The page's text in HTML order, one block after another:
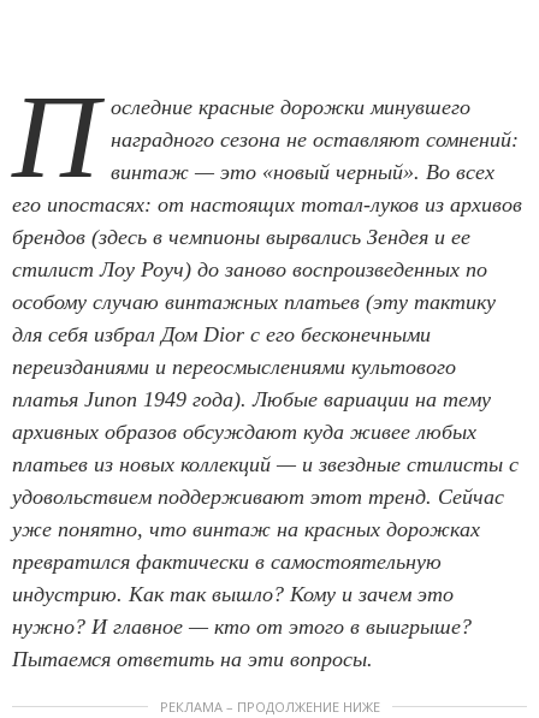
П оследние красные дорожки минувшего
наградного сезона не оставляют сомнений:
винтаж — это «новый черный». Во всех
его ипостасях: от настоящих тотал-луков из архивов
брендов (здесь в чемпионы вырвались Зендея и ее
стилист Лоу Роуч) до заново воспроизведенных по
особому случаю винтажных платьев (эту тактику
для себя избрал Дом Dior с его бесконечными
переизданиями и переосмыслениями культового
платья Junon 1949 года). Любые вариации на тему
архивных образов обсуждают куда живее любых
платьев из новых коллекций — и звездные стилисты с
удовольствием поддерживают этот тренд. Сейчас
уже понятно, что винтаж на красных дорожках
превратился фактически в самостоятельную
индустрию. Как так вышло? Кому и зачем это
нужно? И главное — кто от этого в выигрыше?
Пытаемся ответить на эти вопросы.
РЕКЛАМА – ПРОДОЛЖЕНИЕ НИЖЕ